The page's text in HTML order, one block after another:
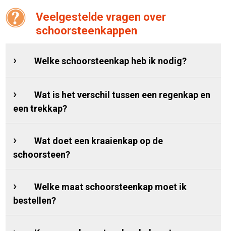
Veelgestelde vragen over
schoorsteenkappen
Welke schoorsteenkap heb ik nodig?
Wat is het verschil tussen een regenkap en
een trekkap?
Wat doet een kraaienkap op de
schoorsteen?
Welke maat schoorsteenkap moet ik
bestellen?